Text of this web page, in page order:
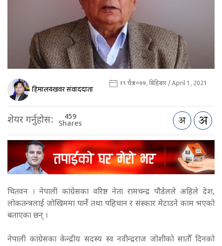
हिमालयखवर संवाददाता १९ चैत्र २०७७, बिहिबार / April 1, 2021
शेयर गर्नुहोस: 459
Shares
चितवन । नेपाली कांग्रेसका वरिष्ठ नेता रामचन्द्र पौडेलले अहिले देश,
लोकतन्त्रलाई जोखिममा पार्ने तथा पहिचान र संस्कार मेटाउने काम भएको
बताएका छन् ।
नेपाली कांग्रेसका केन्द्रीय सदस्य स्व नवीन्द्रराज जोशीको सातौँ दिनको